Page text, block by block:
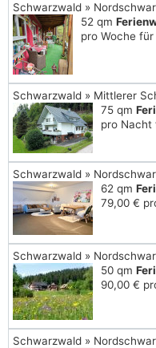
Schwarzwald »
52 qm
pro Woche
Schwarzwald » Mittlerer
75 qm
pro Nacht
Schwarzwald »
62 qm
79,00 €
Schwarzwald »
50 qm
90,00 €
Schwarzwald »